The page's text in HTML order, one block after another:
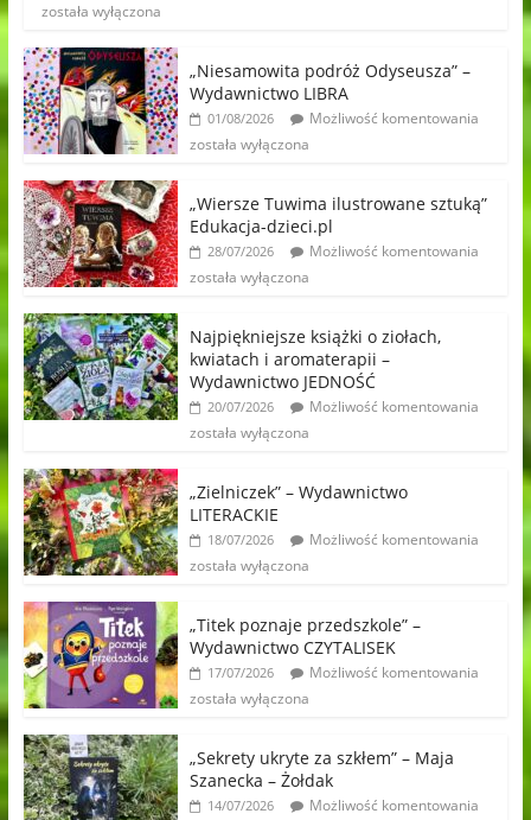
została wyłączona
„Niesamowita podróż Odyseusza” –
Wydawnictwo LIBRA
01/08/2026
Możliwość komentowania
została wyłączona
„Wiersze Tuwima ilustrowane sztuką”
Edukacja-dzieci.pl
28/07/2026
Możliwość komentowania
została wyłączona
Najpiękniejsze książki o ziołach,
kwiatach i aromaterapii –
Wydawnictwo JEDNOŚĆ
20/07/2026
Możliwość komentowania
została wyłączona
„Zielniczek” – Wydawnictwo
LITERACKIE
18/07/2026
Możliwość komentowania
została wyłączona
„Titek poznaje przedszkole” –
Wydawnictwo CZYTALISEK
17/07/2026
Możliwość komentowania
została wyłączona
„Sekrety ukryte za szkłem” – Maja
Szanecka – Żołdak
14/07/2026
Możliwość komentowania